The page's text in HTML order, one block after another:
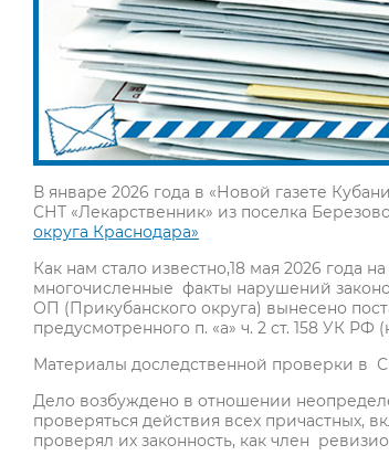
В январе 2026 года в «Новой газете
СНТ «Лекарственник» из поселка
округа Краснодара»
Как нам стало известно,18 мая 2026 года
многочисленные факты нарушений
ОП (Прикубанского округа) вынесено
предусмотренного п. «а» ч. 2 ст. 158 УК
Материалы доследственной проверки в
Дело возбуждено в отношении
проверяться действия всех причастных,
проверял их законность, как член